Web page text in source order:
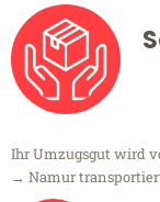
Ihr Umzugsgut wird
→ Namur